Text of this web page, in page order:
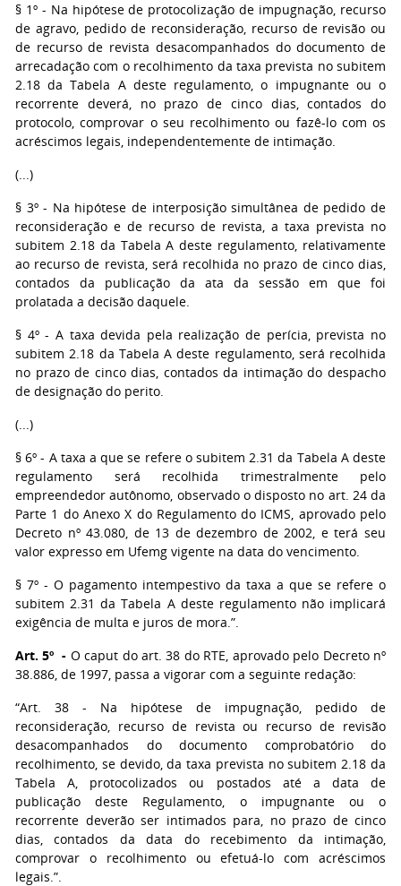
§ 1º - Na hipótese de protocolização de impugnação, recurso
de agravo, pedido de reconsideração, recurso de revisão ou
de recurso de revista desacompanhados do documento de
arrecadação com o recolhimento da taxa prevista no subitem
2.18 da Tabela A deste regulamento, o impugnante ou o
recorrente deverá, no prazo de cinco dias, contados do
protocolo, comprovar o seu recolhimento ou fazê-lo com os
acréscimos legais, independentemente de intimação.
(...)
§ 3º - Na hipótese de interposição simultânea de pedido de
reconsideração e de recurso de revista, a taxa prevista no
subitem 2.18 da Tabela A deste regulamento, relativamente
ao recurso de revista, será recolhida no prazo de cinco dias,
contados da publicação da ata da sessão em que foi
prolatada a decisão daquele.
§ 4º - A taxa devida pela realização de perícia, prevista no
subitem 2.18 da Tabela A deste regulamento, será recolhida
no prazo de cinco dias, contados da intimação do despacho
de designação do perito.
(...)
§ 6º - A taxa a que se refere o subitem 2.31 da Tabela A deste
regulamento será recolhida trimestralmente pelo
empreendedor autônomo, observado o disposto no art. 24 da
Parte 1 do Anexo X do Regulamento do ICMS, aprovado pelo
Decreto nº 43.080, de 13 de dezembro de 2002, e terá seu
valor expresso em Ufemg vigente na data do vencimento.
§ 7º - O pagamento intempestivo da taxa a que se refere o
subitem 2.31 da Tabela A deste regulamento não implicará
exigência de multa e juros de mora.”.
Art. 5º - O caput do art. 38 do RTE, aprovado pelo Decreto nº
38.886, de 1997, passa a vigorar com a seguinte redação:
“Art. 38 - Na hipótese de impugnação, pedido de
reconsideração, recurso de revista ou recurso de revisão
desacompanhados do documento comprobatório do
recolhimento, se devido, da taxa prevista no subitem 2.18 da
Tabela A, protocolizados ou postados até a data de
publicação deste Regulamento, o impugnante ou o
recorrente deverão ser intimados para, no prazo de cinco
dias, contados da data do recebimento da intimação,
comprovar o recolhimento ou efetuá-lo com acréscimos
legais.”.